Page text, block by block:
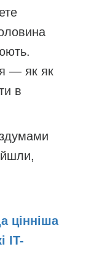
— як як
в
цінніша
IT-